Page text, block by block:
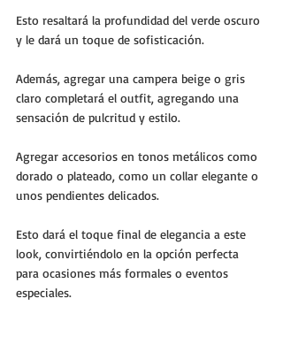
Esto resaltará la profundidad del verde oscuro
y le dará un toque de sofisticación.
Además, agregar una campera beige o gris
claro completará el outfit, agregando una
sensación de pulcritud y estilo.
Agregar accesorios en tonos metálicos como
dorado o plateado, como un collar elegante o
unos pendientes delicados.
Esto dará el toque final de elegancia a este
look, convirtiéndolo en la opción perfecta
para ocasiones más formales o eventos
especiales.